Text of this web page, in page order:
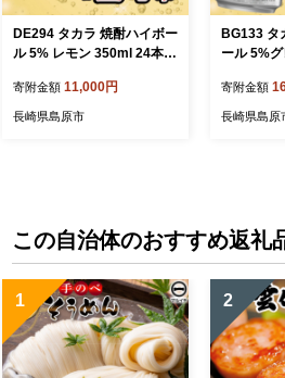
DE294 タカラ 焼酎ハイボー
ル 5% レモン 350ml 24本 [
ハイ チューハイ ハイボール
レモン れもん 檸檬 人気 お
みつい 長崎県 島原市 ]
寄附金額 11,000円
長崎県島原市
BG133 タ
ール 5%グ
akara 焼酎
イ ハイボ
甘味料０
原市 ]
寄附金額
長崎県島原
この自治体のおすすめ返礼
1 2